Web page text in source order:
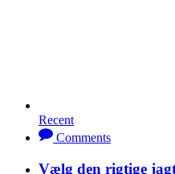
Recent
Comments
Vælg den rigtige